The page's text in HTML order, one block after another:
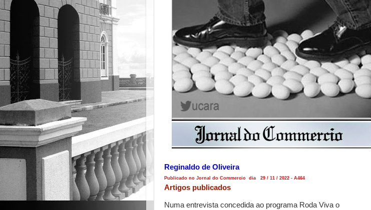
Reginaldo de Oliveira
Publicado no Jornal do Commercio dia 29 / 11 / 2022 - A464
Artigos publicados
Numa entrevista concedida ao programa Roda Viva o